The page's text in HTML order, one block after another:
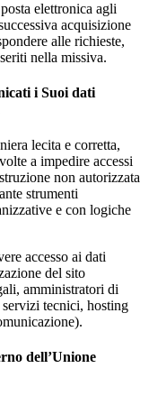
elettronica agli
acquisizione
alle richieste,
nella missiva.
i Suoi dati
lecita e corretta,
a impedire accessi
non autorizzata
strumenti
e con logiche
accesso ai dati
del sito
amministratori di
tecnici, hosting
dell’Unione